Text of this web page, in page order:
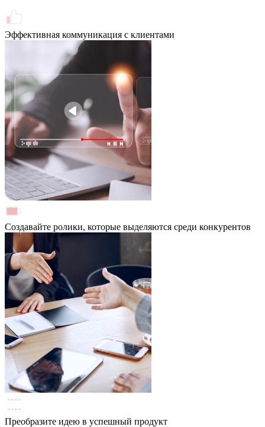
Эффективная коммуникация с клиентами
Создавайте ролики, которые выделяются среди конкурентов
Преобразите идею в успешный продукт